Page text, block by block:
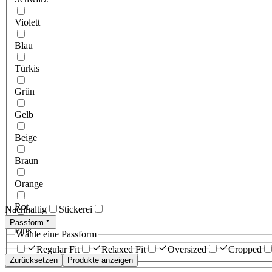
Violett
Blau
Türkis
Grün
Gelb
Beige
Braun
Orange
Rot
Pink
Zurücksetzen Produkte anzeigen
Nachhaltig Stickerei
Passform
Wähle eine Passform
Regular Fit
Relaxed Fit Oversized Cropped